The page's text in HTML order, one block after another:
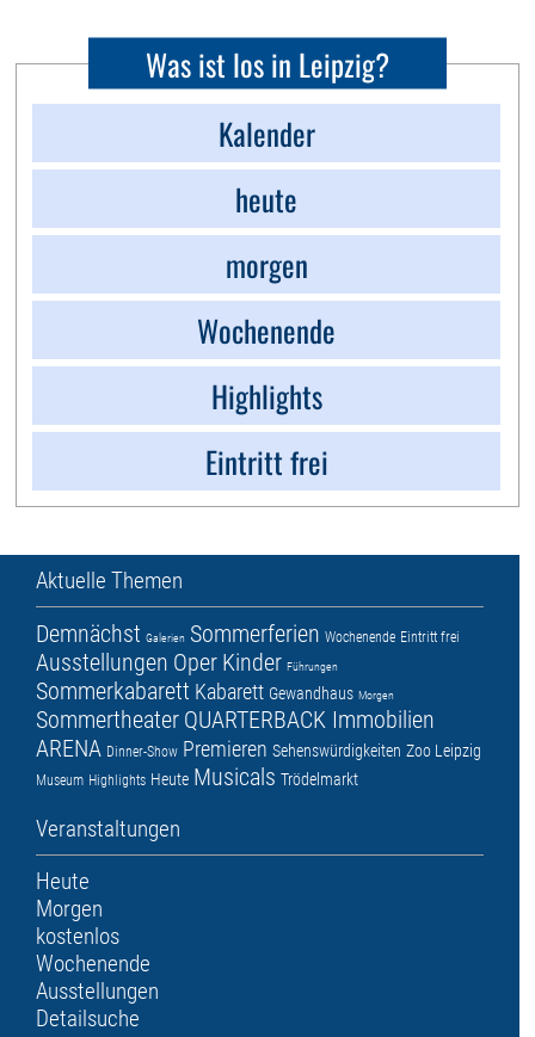
Was ist los in Leipzig?
Kalender
heute
morgen
Wochenende
Highlights
Eintritt frei
Aktuelle Themen
Demnächst Galerien Sommerferien Wochenende Eintritt frei
Ausstellungen Oper Kinder Führungen
Sommerkabarett Kabarett Gewandhaus Morgen
Sommertheater QUARTERBACK Immobilien
ARENA Dinner-Show Premieren Sehenswürdigkeiten Zoo Leipzig
Museum Highlights Heute Musicals Trödelmarkt
Veranstaltungen
Heute
Morgen
kostenlos
Wochenende
Ausstellungen
Detailsuche